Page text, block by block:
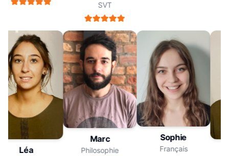
SVT
Léa
Marc
Philosophie
Sophie
Français